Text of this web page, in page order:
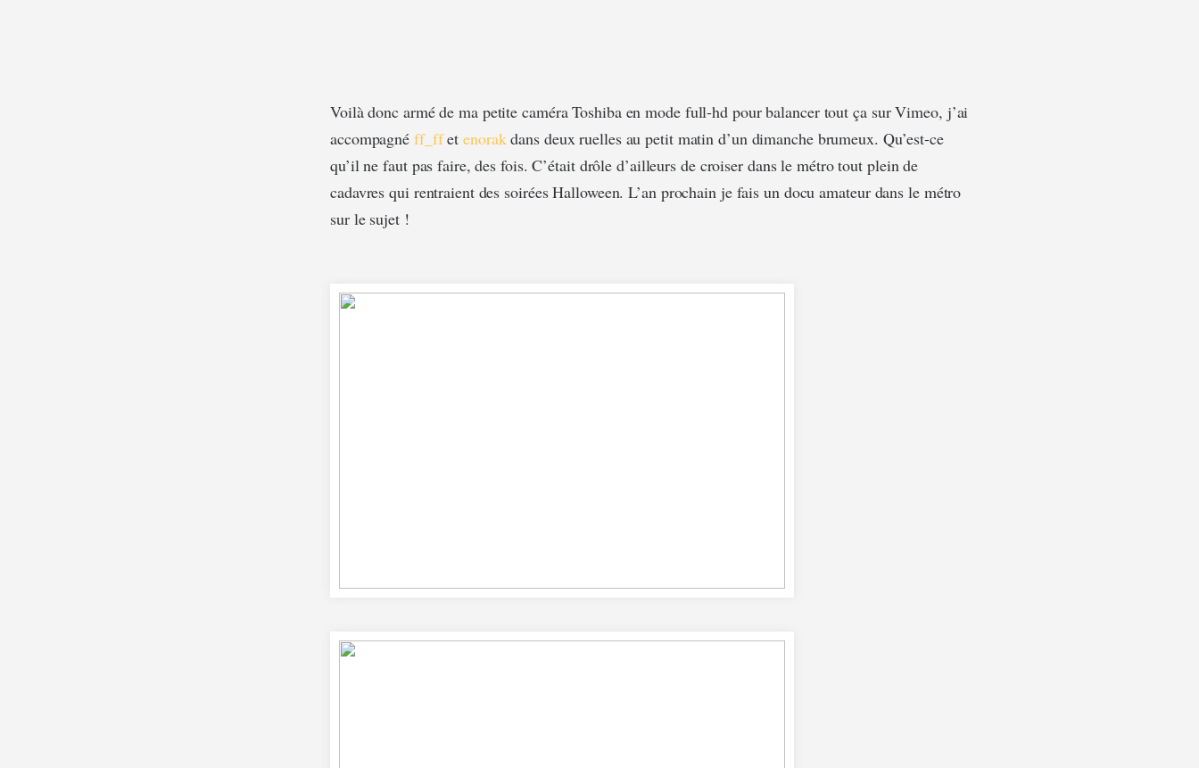
Voilà donc armé de ma petite caméra Toshiba en mode full-hd pour balancer tout ça sur Vimeo, j’ai
accompagné ff_ffetenorakdans deux ruelles au petit matin d’un dimanche brumeux. Qu’est-ce
qu’il ne faut pas faire, des fois. C’était drôle d’ailleurs de croiser dans le métro tout plein de
cadavres qui rentraient des soirées Halloween. L’an prochain je fais un docu amateur dans le métro
sur le sujet !